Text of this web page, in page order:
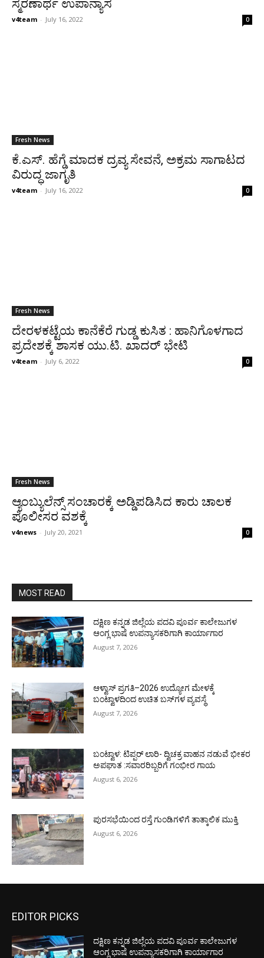
ಸ್ಮರಣಾರ್ಥ ಉಪಾನ್ಯಾಸ
v4team - July 16, 2022 0
Fresh News
ಕೆ.ಎಸ್. ಹೆಗ್ಡೆ ಮಾದಕ ದ್ರವ್ಯ ಸೇವನೆ, ಅಕ್ರಮ ಸಾಗಾಟದ
ವಿರುದ್ಧ ಜಾಗೃತಿ
v4team - July 16, 2022 0
Fresh News
ದೇರಳಕಟ್ಟೆಯ ಕಾನೆಕೆರೆ ಗುಡ್ಡ ಕುಸಿತ : ಹಾನಿಗೊಳಗಾದ
ಪ್ರದೇಶಕ್ಕೆ ಶಾಸಕ ಯು.ಟಿ. ಖಾದರ್ ಭೇಟಿ
v4team - July 6, 2022 0
Fresh News
ಆ್ಯಂಬ್ಯುಲೆನ್ಸ್ ಸಂಚಾರಕ್ಕೆ ಅಡ್ಡಿಪಡಿಸಿದ ಕಾರು ಚಾಲಕ
ಪೊಲೀಸರ ವಶಕ್ಕೆ
v4news - July 20, 2021 0
MOST READ
ದಕ್ಷಿಣ ಕನ್ನಡ ಜಿಲ್ಲೆಯ ಪದವಿ ಪೂರ್ವ ಕಾಲೇಜುಗಳ
ಆಂಗ್ಲ ಭಾಷೆ ಉಪನ್ಯಾಸಕರಿಗಾಗಿ ಕಾರ್ಯಾಗಾರ
August 7, 2026
ಆಳ್ವಾಸ್ ಪ್ರಗತಿ–2026 ಉದ್ಯೋಗ ಮೇಳಕ್ಕೆ
ಬಂಟ್ವಾಳದಿಂದ ಉಚಿತ ಬಸ್‌ಗಳ ವ್ಯವಸ್ಥೆ
August 7, 2026
ಬಂಟ್ವಾಳ: ಟಿಪ್ಪರ್ ಲಾರಿ- ದ್ವಿಚಕ್ರ ವಾಹನ ನಡುವೆ ಭೀಕರ
ಅಪಘಾತ :ಸವಾರರಿಬ್ಬರಿಗೆ ಗಂಭೀರ ಗಾಯ
August 6, 2026
ಪುರಸಭೆಯಿಂದ ರಸ್ತೆ ಗುಂಡಿಗಳಿಗೆ ತಾತ್ಕಾಲಿಕ ಮುಕ್ತಿ
August 6, 2026
EDITOR PICKS
ದಕ್ಷಿಣ ಕನ್ನಡ ಜಿಲ್ಲೆಯ ಪದವಿ ಪೂರ್ವ ಕಾಲೇಜುಗಳ
ಆಂಗ್ಲ ಭಾಷೆ ಉಪನ್ಯಾಸಕರಿಗಾಗಿ ಕಾರ್ಯಾಗಾರ